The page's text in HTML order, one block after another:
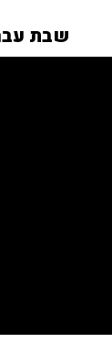
שבת